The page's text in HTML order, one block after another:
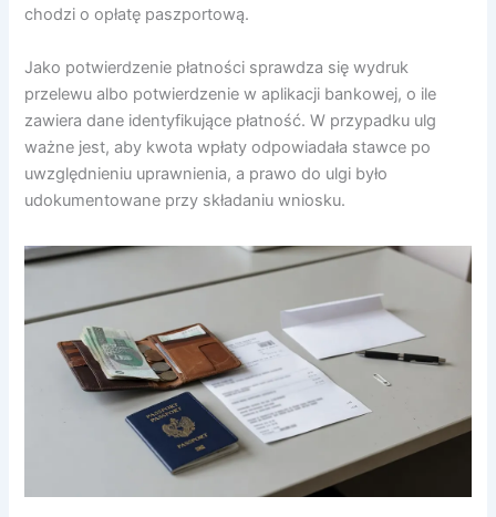
chodzi o opłatę paszportową.
Jako potwierdzenie płatności sprawdza się wydruk
przelewu albo potwierdzenie w aplikacji bankowej, o ile
zawiera dane identyfikujące płatność. W przypadku ulg
ważne jest, aby kwota wpłaty odpowiadała stawce po
uwzględnieniu uprawnienia, a prawo do ulgi było
udokumentowane przy składaniu wniosku.